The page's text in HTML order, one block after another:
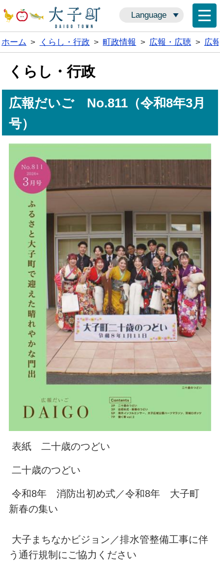
Language
ホーム > くらし・行政 > 町政情報 > 広報・広聴 > 広
くらし・行政
広報だいご No.811（令和8年3月
号）
表紙 二十歳のつどい
二十歳のつどい
令和8年 消防出初め式／令和8年 大子町
新春の集い
大子まちなかビジョン／排水管整備工事に伴
う通行規制にご協力ください